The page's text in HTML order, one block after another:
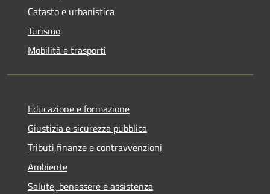
Catasto e urbanistica
Turismo
Mobilità e trasporti
Educazione e formazione
Giustizia e sicurezza pubblica
Tributi,finanze e contravvenzioni
Ambiente
Salute, benessere e assistenza